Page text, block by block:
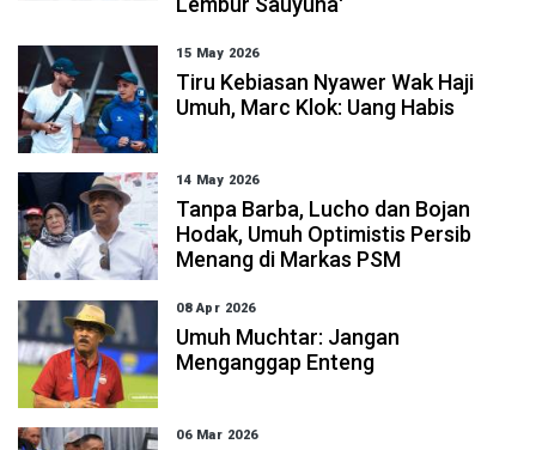
15 May 2026
Tiru Kebiasan Nyawer Wak Haji
Umuh, Marc Klok: Uang Habis
14 May 2026
Tanpa Barba, Lucho dan Bojan
Hodak, Umuh Optimistis Persib
Menang di Markas PSM
08 Apr 2026
Umuh Muchtar: Jangan
Menganggap Enteng
06 Mar 2026